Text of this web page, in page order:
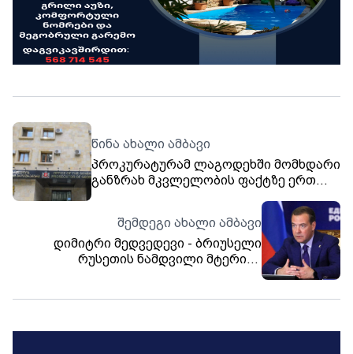
წინა ახალი ამბავი
პროკურატურამ ლაგოდეხში მომხდარი
განზრახ მკვლელობის ფაქტზე ერთ
შემდეგი ახალი ამბავი
დიმიტრი მედვედევი - ბრიუსელი
რუსეთის ნამდვილი მტერია -